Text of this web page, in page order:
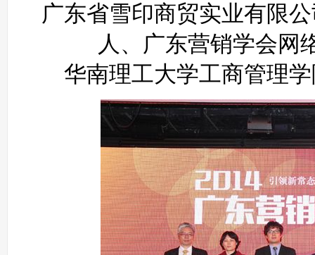
广东省雪印商贸实业有限
人、广东营销学会网
华南理工大学工商管理